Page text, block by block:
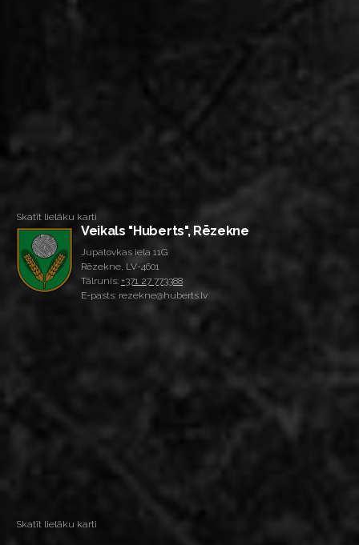
Skatīt lielāku karti
Veikals "Huberts", Rēzekne
Jupatovkas iela 11G
Rēzekne, LV-4601
Tālrunis: +371 27 773388
E-pasts: rezekne@huberts.lv
Skatīt lielāku karti